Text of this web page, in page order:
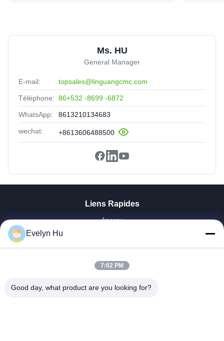
Ms. HU
General Manager
E-mail: topsales@linguangcmc.com
Téléphone: 86+532 -8699 -6872
WhatsApp: 8613210134683
wechat: +8613606488500
Liens Rapides
Aperçu
VR Show
Visite D'usine
Contrôle De La Qualité
Evelyn Hu
7:02 PM
Good day, what product are you looking for?